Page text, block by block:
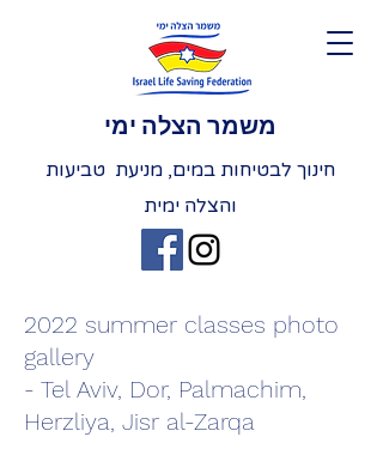
משמר הצלה ימי
חינוך לבטיחות במים, מניעת טביעות
והצלה ימית
2022 summer classes photo
gallery
- Tel Aviv, Dor, Palmachim,
Herzliya, Jisr al-Zarqa